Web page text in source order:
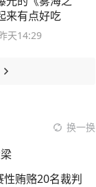
来有点好吃
天14:29
换一换
贿赂20名裁判